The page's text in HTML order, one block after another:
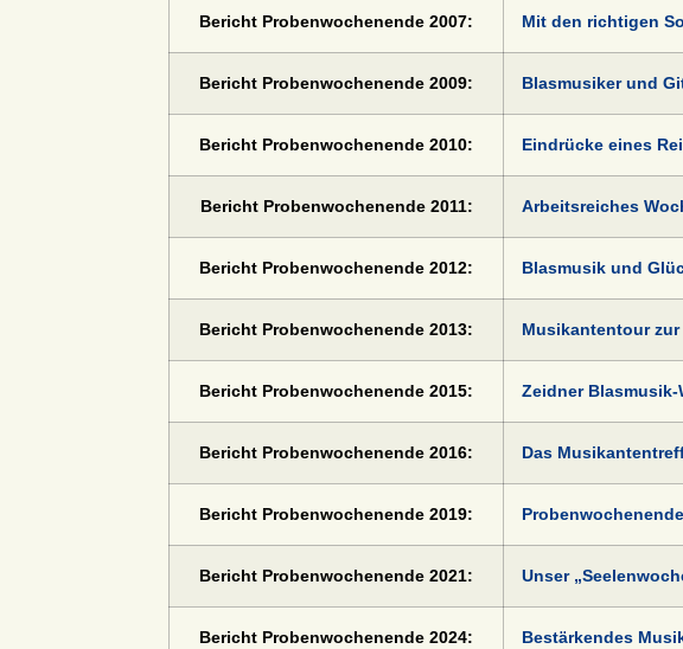
Bericht Probenwochenende 2007: Mit den richtigen
Bericht Probenwochenende 2009: Blasmusiker und
Bericht Probenwochenende 2010: Eindrücke eines
Bericht Probenwochenende 2011: Arbeitsreiches
Bericht Probenwochenende 2012: Blasmusik und
Bericht Probenwochenende 2013: Musikantentour zur
Bericht Probenwochenende 2015: Zeidner
Bericht Probenwochenende 2016: Das
Bericht Probenwochenende 2019:
Bericht Probenwochenende 2021: Unser
Bericht Probenwochenende 2024: Bestärkendes